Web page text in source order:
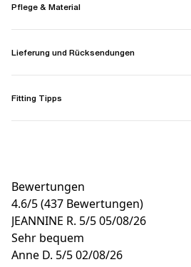
Pflege & Material
Lieferung und Rücksendungen
Fitting Tipps
Bewertungen
4.6/5(437 Bewertungen)
JEANNINE R. 5/505/08/26
Sehr bequem
Anne D. 5/502/08/26